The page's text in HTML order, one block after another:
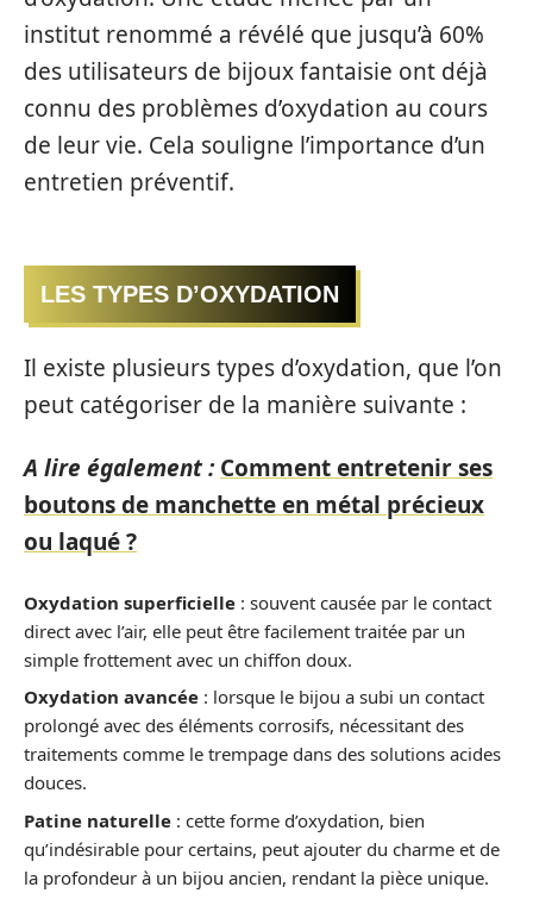
institut renommé a révélé que jusqu’à 60%
des utilisateurs de bijoux fantaisie ont déjà
connu des problèmes d’oxydation au cours
de leur vie. Cela souligne l’importance d’un
entretien préventif.
LES TYPES D’OXYDATION
Il existe plusieurs types d’oxydation, que l’on
peut catégoriser de la manière suivante :
A lire également : Comment entretenir ses
boutons de manchette en métal précieux
ou laqué ?
Oxydation superficielle : souvent causée par le contact
direct avec l’air, elle peut être facilement traitée par un
simple frottement avec un chiffon doux.
Oxydation avancée : lorsque le bijou a subi un contact
prolongé avec des éléments corrosifs, nécessitant des
traitements comme le trempage dans des solutions acides
douces.
Patine naturelle : cette forme d’oxydation, bien
qu’indésirable pour certains, peut ajouter du charme et de
la profondeur à un bijou ancien, rendant la pièce unique.